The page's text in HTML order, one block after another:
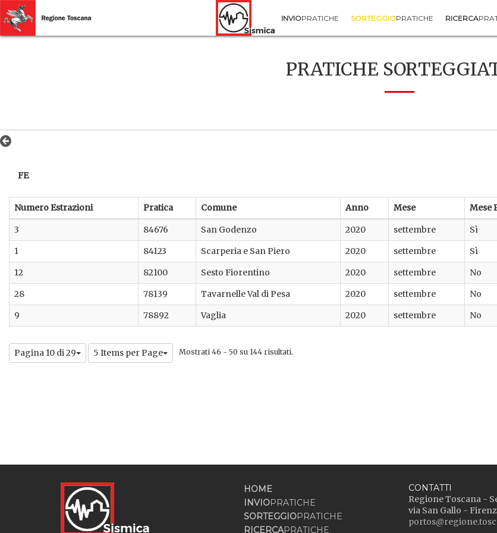
INVIOPRATICHE SORTEGGIOPRATICHE RICERCA
PRATICHE
FE
Numero Estrazioni Pratica Comune Anno Mese Mese
3 84676 San Godenzo 2020 settembre Sì
1
84123 Scarperia e San Piero 2020 settembre Sì
12
82100 Sesto Fiorentino 2020 settembre No
28
78139 Tavarnelle Val di Pesa 2020 settembre No
9
78892 Vaglia 2020 settembre No
Pagina 10 di 29 5 Items per Page Mostrati 46 - 50 su 144 risultati.
HOME
INVIOPRATICHE
SORTEGGIOPRATICHE
RICERCAPRATICHE
CONTATTI
Regione Toscana -
via San Gallo -